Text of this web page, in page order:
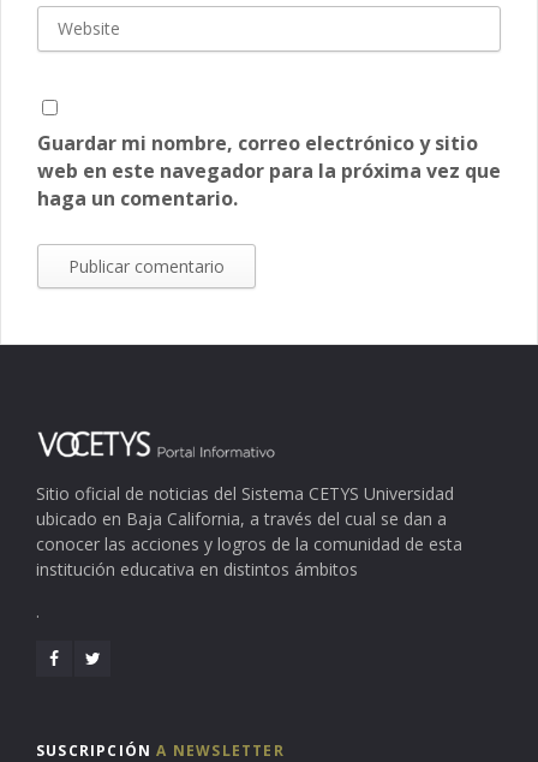
Guardar mi nombre, correo electrónico y sitio
web en este navegador para la próxima vez que
haga un comentario.
Sitio oficial de noticias del Sistema CETYS Universidad
ubicado en Baja California, a través del cual se dan a
conocer las acciones y logros de la comunidad de esta
institución educativa en distintos ámbitos
.
SUSCRIPCIÓNA NEWSLETTER